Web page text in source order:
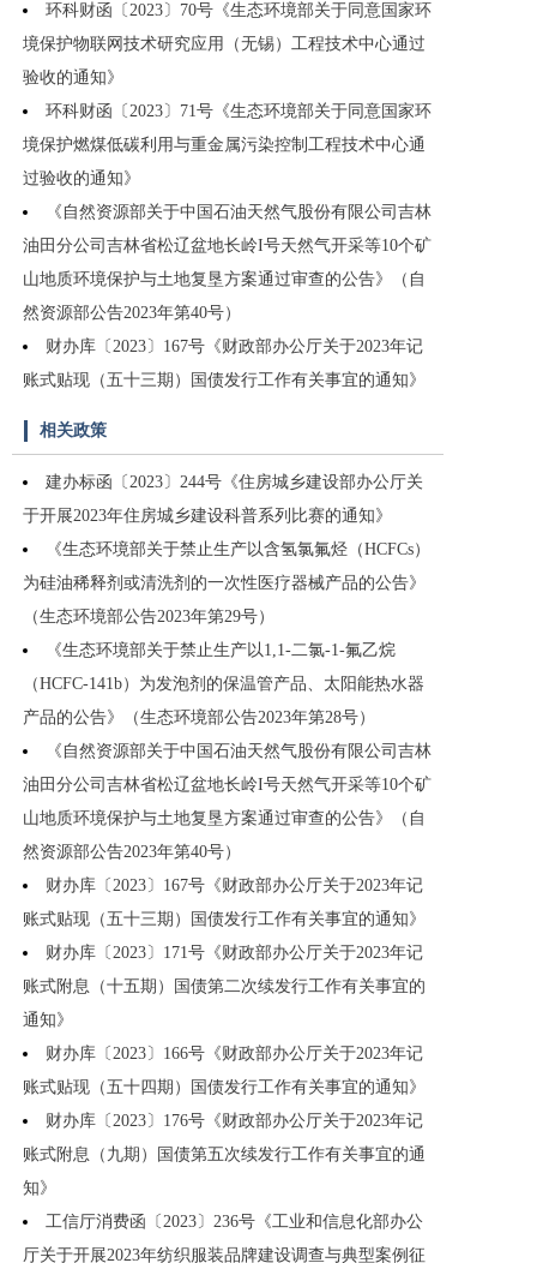
环科财函〔2023〕70号《生态环境部关于同意国家环
境保护物联网技术研究应用（无锡）工程技术中心通过
验收的通知》
环科财函〔2023〕71号《生态环境部关于同意国家环
境保护燃煤低碳利用与重金属污染控制工程技术中心通
过验收的通知》
《自然资源部关于中国石油天然气股份有限公司吉林
油田分公司吉林省松辽盆地长岭I号天然气开采等10个矿
山地质环境保护与土地复垦方案通过审查的公告》（自
然资源部公告2023年第40号）
财办库〔2023〕167号《财政部办公厅关于2023年记
账式贴现（五十三期）国债发行工作有关事宜的通知》
相关政策
建办标函〔2023〕244号《住房城乡建设部办公厅关
于开展2023年住房城乡建设科普系列比赛的通知》
《生态环境部关于禁止生产以含氢氯氟烃（HCFCs）
为硅油稀释剂或清洗剂的一次性医疗器械产品的公告》
（生态环境部公告2023年第29号）
《生态环境部关于禁止生产以1,1-二氯-1-氟乙烷
（HCFC-141b）为发泡剂的保温管产品、太阳能热水器
产品的公告》（生态环境部公告2023年第28号）
《自然资源部关于中国石油天然气股份有限公司吉林
油田分公司吉林省松辽盆地长岭I号天然气开采等10个矿
山地质环境保护与土地复垦方案通过审查的公告》（自
然资源部公告2023年第40号）
财办库〔2023〕167号《财政部办公厅关于2023年记
账式贴现（五十三期）国债发行工作有关事宜的通知》
财办库〔2023〕171号《财政部办公厅关于2023年记
账式附息（十五期）国债第二次续发行工作有关事宜的
通知》
财办库〔2023〕166号《财政部办公厅关于2023年记
账式贴现（五十四期）国债发行工作有关事宜的通知》
财办库〔2023〕176号《财政部办公厅关于2023年记
账式附息（九期）国债第五次续发行工作有关事宜的通
知》
工信厅消费函〔2023〕236号《工业和信息化部办公
厅关于开展2023年纺织服装品牌建设调查与典型案例征